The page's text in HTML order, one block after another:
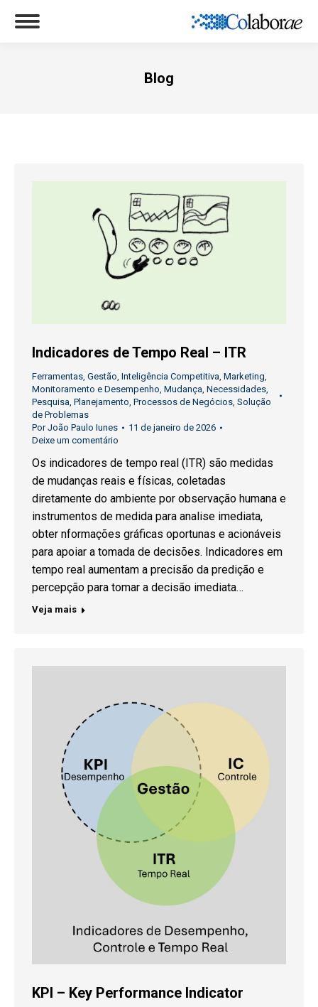
Blog
Indicadores de Tempo Real – ITR
Ferramentas, Gestão, Inteligência Competitiva, Marketing,
Monitoramento e Desempenho, Mudança, Necessidades,
Pesquisa, Planejamento, Processos de Negócios, Solução
de Problemas
PorJoão Paulo Iunes
11 de janeiro de 2026
Deixe um comentário
Os indicadores de tempo real (ITR) são medidas
de mudanças reais e físicas, coletadas
diretamente do ambiente por observação humana e
instrumentos de medida para analise ​​imediata,
obter nformações gráficas oportunas e acionáveis ​​
para apoiar a tomada de decisões. Indicadores em
tempo real aumentam a precisão da predição e
percepção para tomar a decisão imediata…
Veja mais
KPI – Key Performance Indicator